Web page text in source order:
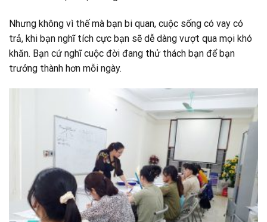
Nhưng không vì thế mà bạn bi quan, cuộc sống có vay có
trả, khi bạn nghĩ tích cực bạn sẽ dễ dàng vượt qua mọi khó
khăn. Bạn cứ nghĩ cuộc đời đang thử thách bạn để bạn
trưởng thành hơn mỗi ngày.